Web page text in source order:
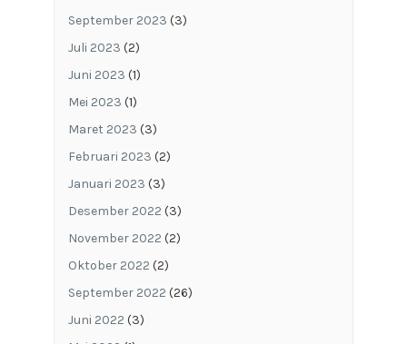
September 2023 (3)
Juli 2023 (2)
Juni 2023 (1)
Mei 2023 (1)
Maret 2023 (3)
Februari 2023 (2)
Januari 2023 (3)
Desember 2022 (3)
November 2022 (2)
Oktober 2022 (2)
September 2022 (26)
Juni 2022 (3)